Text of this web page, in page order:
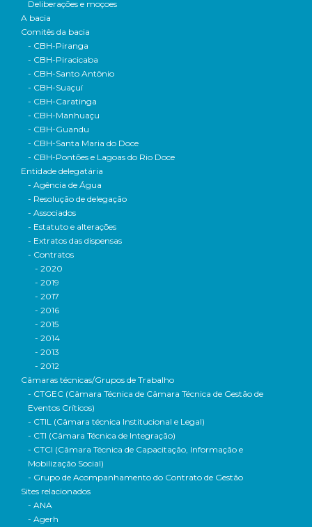
Deliberações e moçoes
A bacia
Comitês da bacia
- CBH-Piranga
- CBH-Piracicaba
- CBH-Santo Antônio
- CBH-Suaçuí
- CBH-Caratinga
- CBH-Manhuaçu
- CBH-Guandu
- CBH-Santa Maria do Doce
- CBH-Pontões e Lagoas do Rio Doce
Entidade delegatária
- Agência de Água
- Resolução de delegação
- Associados
- Estatuto e alterações
- Extratos das dispensas
- Contratos
- 2020
- 2019
- 2017
- 2016
- 2015
- 2014
- 2013
- 2012
Câmaras técnicas/Grupos de Trabalho
- CTGEC (Câmara Técnica de Câmara Técnica de Gestão de
Eventos Críticos)
- CTIL (Câmara técnica Institucional e Legal)
- CTI (Câmara Técnica de Integração)
- CTCI (Câmara Técnica de Capacitação, Informação e
Mobilização Social)
- Grupo de Acompanhamento do Contrato de Gestão
Sites relacionados
- ANA
- Agerh